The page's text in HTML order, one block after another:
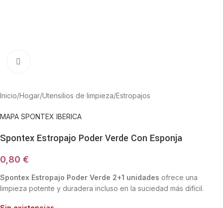
Inicio/Hogar/Utensilios de limpieza/Estropajos
MAPA SPONTEX IBERICA
Spontex Estropajo Poder Verde Con Esponja
0,80 €
Spontex Estropajo Poder Verde 2+1 unidades ofrece una
limpieza potente y duradera incluso en la suciedad más difícil.